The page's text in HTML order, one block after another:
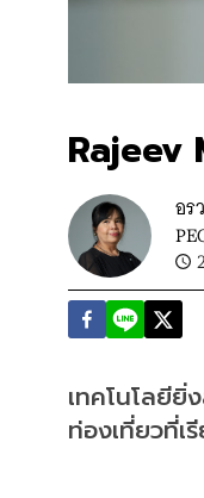
Rajeev
อร
เทคโนโลยียิ่
ท่องเที่ยวที่เ